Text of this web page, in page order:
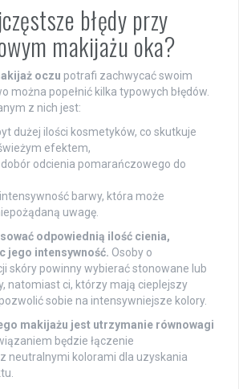
błędy przy
makijażu oka?
oczu potrafi zachwycać swoim
można popełnić kilka typowych błędów.
z nich jest:
dużej ilości kosmetyków, co skutkuje
efektem,
dobór odcienia pomarańczowego do
barwy, która może
uwagę.
odpowiednią ilość cienia,
jego intensywność. Osoby o
skóry powinny wybierać stonowane lub
natomiast ci, którzy mają cieplejszy
sobie na intensywniejsze kolory.
makijażu jest utrzymanie równowagi
będzie łączenie
neutralnymi kolorami dla uzyskania